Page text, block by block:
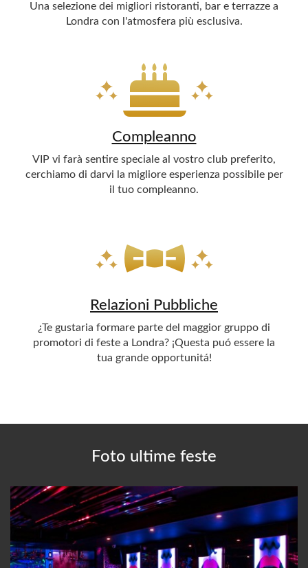
Una selezione dei migliori ristoranti, bar e terrazze a
Londra con l'atmosfera più esclusiva.
Compleanno
VIP vi farà sentire speciale al vostro club preferito,
cerchiamo di darvi la migliore esperienza possibile per
il tuo compleanno.
Relazioni Pubbliche
¿Te gustaria formare parte del maggior gruppo di
promotori di feste a Londra? ¡Questa puó essere la
tua grande opportunitá!
Foto ultime feste